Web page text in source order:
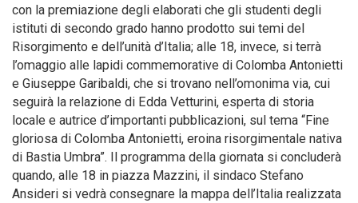
con la premiazione degli elaborati che gli studenti degli
istituti di secondo grado hanno prodotto sui temi del
Risorgimento e dell’unità d’Italia; alle 18, invece, si terrà
l’omaggio alle lapidi commemorative di Colomba Antonietti
e Giuseppe Garibaldi, che si trovano nell’omonima via, cui
seguirà la relazione di Edda Vetturini, esperta di storia
locale e autrice d’importanti pubblicazioni, sul tema “Fine
gloriosa di Colomba Antonietti, eroina risorgimentale nativa
di Bastia Umbra”. Il programma della giornata si concluderà
quando, alle 18 in piazza Mazzini, il sindaco Stefano
Ansideri si vedrà consegnare la mappa dell’Italia realizzata